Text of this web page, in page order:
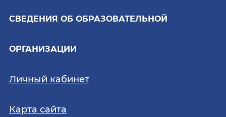
СВЕДЕНИЯ ОБ ОБРАЗОВАТЕЛЬНОЙ
ОРГАНИЗАЦИИ
Личный кабинет
Карта сайта